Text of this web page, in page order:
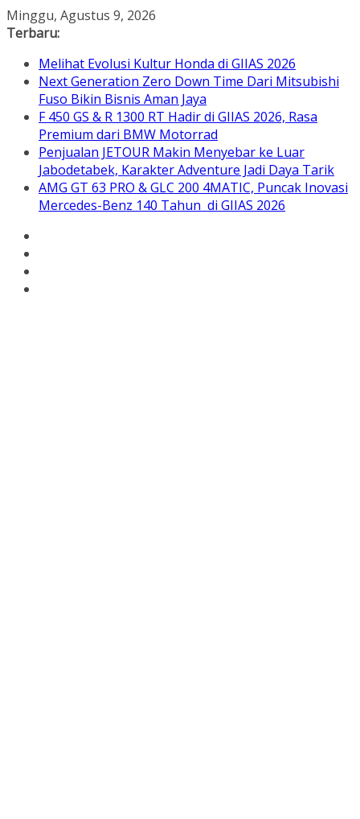
Skip
to
Minggu, Agustus 9, 2026
Terbaru:
Melihat Evolusi Kultur Honda di GIIAS 2026
Next Generation Zero Down Time Dari Mitsubishi
Fuso Bikin Bisnis Aman Jaya
F 450 GS & R 1300 RT Hadir di GIIAS 2026, Rasa
Premium dari BMW Motorrad
Penjualan JETOUR Makin Menyebar ke Luar
Jabodetabek, Karakter Adventure Jadi Daya Tarik
AMG GT 63 PRO & GLC 200 4MATIC, Puncak Inovasi
Mercedes-Benz 140 Tahun di GIIAS 2026